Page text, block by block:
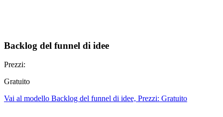
Backlog del funnel di idee
Prezzi:
Gratuito
Vai al modello Backlog del funnel di idee, Prezzi: Gratuito